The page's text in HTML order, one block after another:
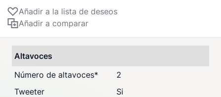
Añadir a la lista de deseos
Añadir a comparar
Altavoces
Número de altavoces*
2
Tweeter
Si